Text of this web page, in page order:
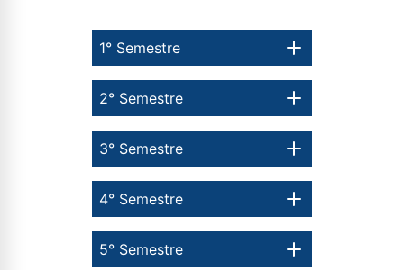
1° Semestre
5° Semestre
4° Semestre
3° Semestre
2° Semestre
Estou de acordo com a Política de Privacidade.
autorizo que meus dados sejam utilizados para o